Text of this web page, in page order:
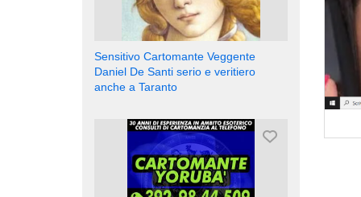
Sensitivo Cartomante Veggente
Daniel De Santi serio e veritiero
anche a Taranto